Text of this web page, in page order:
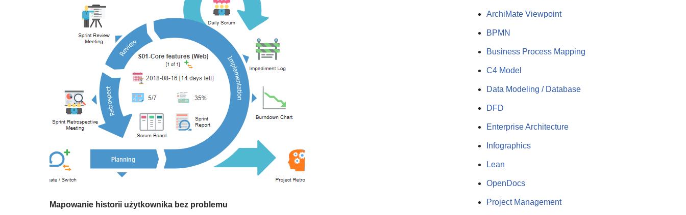
Mapowanie historii użytkownika bez problemu
ArchiMate Viewpoint
BPMN
Business Process Mapping
C4 Model
Data Modeling / Database
DFD
Enterprise Architecture
Infographics
Lean
OpenDocs
Project Management